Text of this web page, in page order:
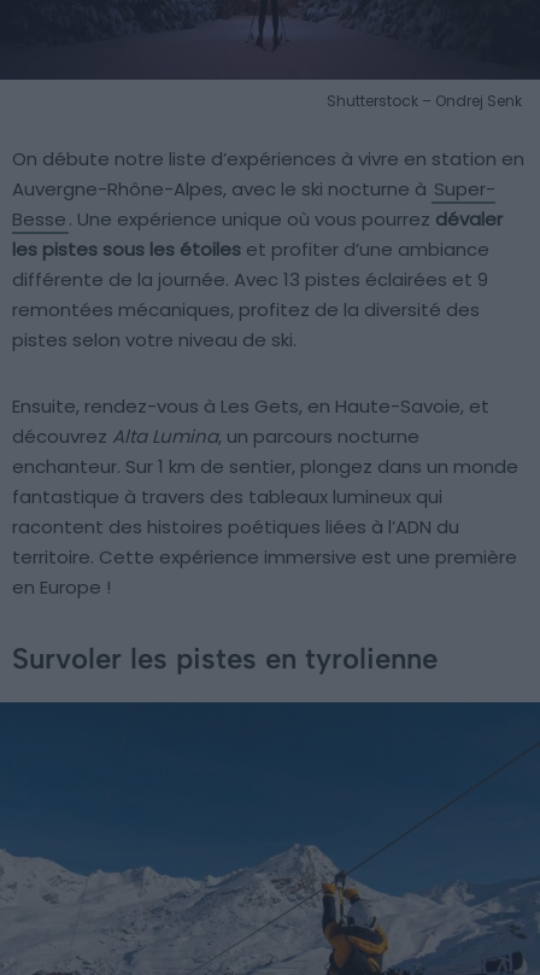
Shutterstock – Ondrej Senk
On débute notre liste d’expériences à vivre en station en
Auvergne-Rhône-Alpes, avec le ski nocturne à Super-
Besse. Une expérience unique où vous pourrez dévaler
les pistes sous les étoiles et profiter d’une ambiance
différente de la journée. Avec 13 pistes éclairées et 9
remontées mécaniques, profitez de la diversité des
pistes selon votre niveau de ski.
Ensuite, rendez-vous à Les Gets, en Haute-Savoie, et
découvrez Alta Lumina, un parcours nocturne
enchanteur. Sur 1 km de sentier, plongez dans un monde
fantastique à travers des tableaux lumineux qui
racontent des histoires poétiques liées à l’ADN du
territoire. Cette expérience immersive est une première
en Europe !
Survoler les pistes en tyrolienne